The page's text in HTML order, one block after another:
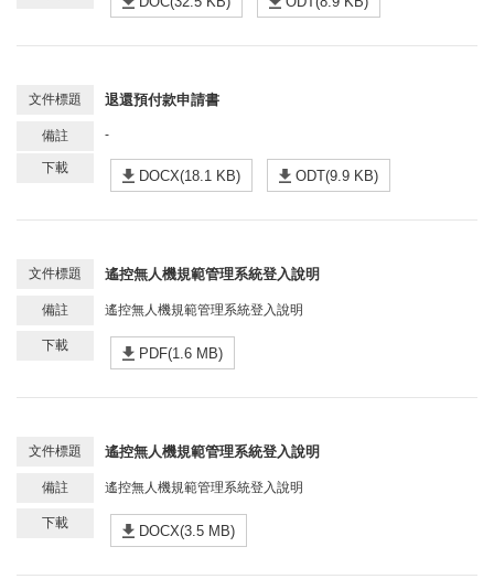
退還預付款申請書
-
DOCX(18.1 KB) ODT(9.9 KB)
遙控無人機規範管理系統登入說明
遙控無人機規範管理系統登入說明
PDF(1.6 MB)
遙控無人機規範管理系統登入說明
遙控無人機規範管理系統登入說明
DOCX(3.5 MB)